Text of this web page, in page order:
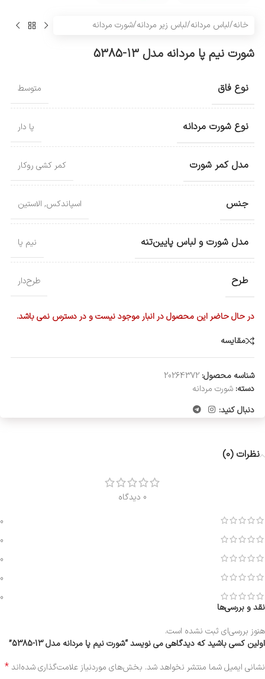
خانه/لباس مردانه/لباس زیر مردانه/شورت مردانه
شورت نیم پا مردانه مدل 13-5385
نوع فاق متوسط
نوع شورت مردانه پا دار
مدل کمر شورت کمر کشی روکار
جنس اسپاندکس, الاستین
مدل شورت و لباس پایین‌تنه نیم پا
طرح طرح‌دار
در حال حاضر این محصول در انبار موجود نیست و در دسترس نمی باشد.
مقایسه
شناسه محصول: 20264372
دسته: شورت مردانه
دنبال کنید:
نظرات (0)
0 دیدگاه
0
0
0
0
0
نقد و بررسی‌ها
هنوز بررسی‌ای ثبت نشده است.
اولین کسی باشید که دیدگاهی می نویسد “شورت نیم پا مردانه مدل 13-5385”
نشانی ایمیل شما منتشر نخواهد شد. بخش‌های موردنیاز علامت‌گذاری شده‌اند*